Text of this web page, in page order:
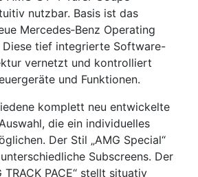
nutzbar. Basis ist das
Mercedes‑Benz Operating
Diese tief integrierte Software-
vernetzt und kontrolliert
und Funktionen.
komplett neu entwickelte
die ein individuelles
Der Stil „AMG Special“
Subscreens. Der
TRACK PACE“ stellt situativ